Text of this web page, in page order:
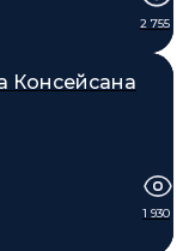
2 755
Консейсана
1 930